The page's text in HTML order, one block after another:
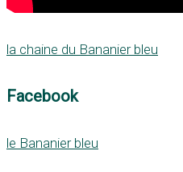
la chaine du Bananier bleu
Facebook
le Bananier bleu